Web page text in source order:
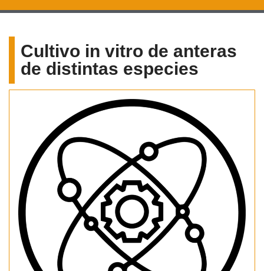
Cultivo in vitro de anteras
de distintas especies